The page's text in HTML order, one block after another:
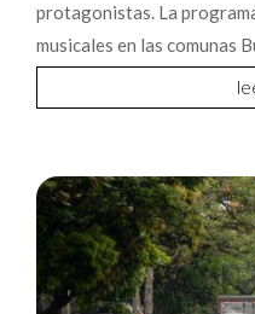
protagonistas. La
musicales en las comunas